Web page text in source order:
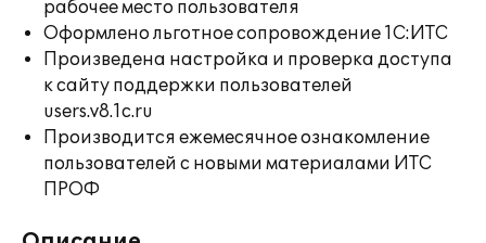
рабочее место пользователя
Оформлено льготное сопровождение 1С:ИТС
Произведена настройка и проверка доступа
к сайту поддержки пользователей
users.v8.1c.ru
Производится ежемесячное ознакомление
пользователей с новыми материалами ИТС
ПРОФ